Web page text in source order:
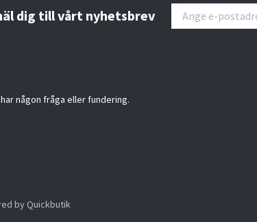
dig till vårt nyhetsbrev
någon fråga eller fundering.
by Quickbutik